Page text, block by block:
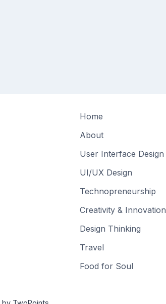
Home
About
User Interface Design
UI/UX Design
Technopreneurship
Creativity & Innovation
Design Thinking
Travel
Food for Soul